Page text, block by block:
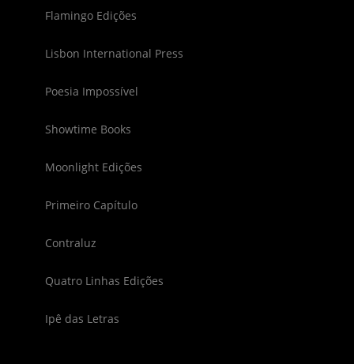
Flamingo Edições
Lisbon International Press
Poesia Impossível
Showtime Books
Moonlight Edições
Primeiro Capítulo
Contraluz
Quatro Linhas Edições
Ipê das Letras